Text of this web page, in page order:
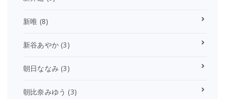
新唯 (8)
新谷あやか (3)
朝日ななみ (3)
朝比奈みゆう (3)